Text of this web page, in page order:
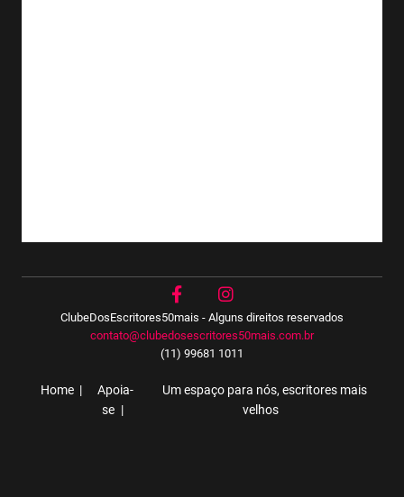
ClubeDosEscritores50mais - Alguns direitos reservados
contato@clubedosescritores50mais.com.br
(11) 99681 1011
Home
Apoia-
se
Um espaço para nós, escritores mais
velhos